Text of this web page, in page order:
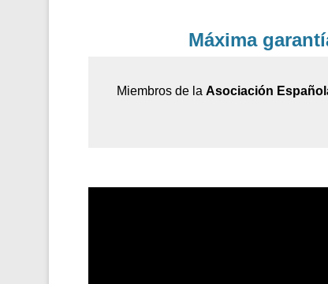
Máxima
Miembros de la Asociación